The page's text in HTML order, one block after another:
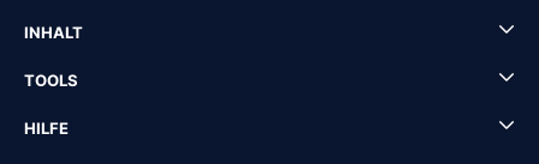
INHALT
TOOLS
HILFE